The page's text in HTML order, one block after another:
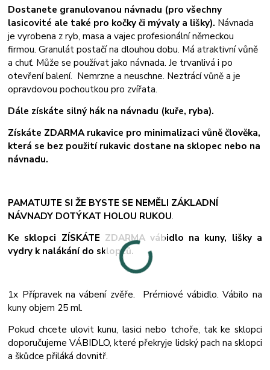
Dostanete granulovanou návnadu (pro všechny
lasicovité ale také pro kočky či mývaly a lišky). Návnada
je vyrobena z ryb, masa a vajec profesionální německou
firmou. Granulát postačí na dlouhou dobu. Má atraktivní vůně
a chuť. Může se používat jako návnada. Je trvanlivá i po
otevření balení. Nemrzne a neuschne. Neztrácí vůně a je
opravdovou pochoutkou pro zvířata.
Dále získáte silný hák na návnadu (kuře, ryba).
Získáte ZDARMA rukavice pro minimalizaci vůně člověka,
která se bez použití rukavic dostane na sklopec nebo na
návnadu.
PAMATUJTE SI ŽE BYSTE SE NEMĚLI ZÁKLADNÍ
NÁVNADY DOTÝKAT HOLOU RUKOU.
Ke sklopci ZÍSKÁTE ZDARMA vábidlo na kuny, lišky a
vydry k nalákání do sklopců.
1x Přípravek na vábení zvěře. Prémiové vábidlo. Vábilo na
kuny objem 25 ml.
Pokud chcete ulovit kunu, lasici nebo tchoře, tak ke sklopci
doporučujeme VÁBIDLO, které překryje lidský pach na sklopci
a škůdce přiláká dovnitř.